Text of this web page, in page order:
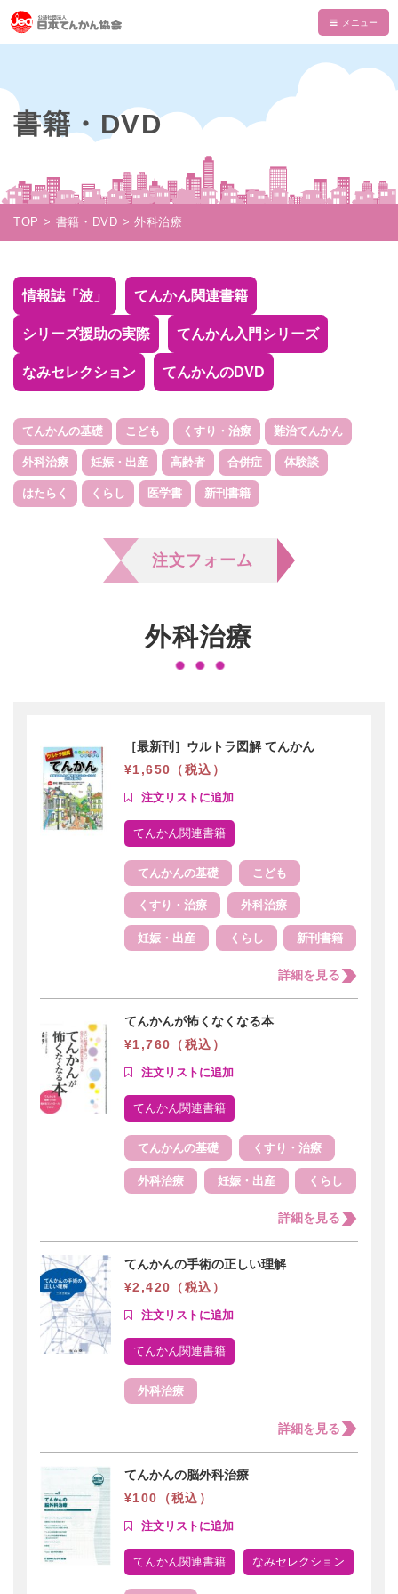
てんかんについて
てんかんとは
発作の介助と観察
てんかんと自動車運転
てんかん協会について
てんかん協会とは
支部一覧
組織・財政
公益事業
相談事業
全国大会
サポーター
情報誌・書籍・DVD
てんかん関連書籍
てんかんのDVD
注文フォーム
マイページ
てんかんアニメ教室
ムービー
支援のお願い
時間や労力の提供
団体・企業への協賛による支援
お役立ちテキスト
書籍注文リスト
検索:
書籍・DVD
TOP 書籍・DVD 外科治療
情報誌「波」 てんかん関連書籍
シリーズ援助の実際 てんかん入門シリーズ
なみセレクション てんかんのDVD
てんかんの基礎 こども くすり・治療 難治てんかん
外科治療 妊娠・出産 高齢者 合併症 体験談
はたらく くらし 医学書 新刊書籍
注文フォーム
外科治療
［最新刊］ウルトラ図解 てんかん
¥1,650（税込）
てんかん関連書籍
てんかんの基礎 こども
くすり・治療 外科治療
妊娠・出産 くらし 新刊書籍
詳細を見る
てんかんが怖くなくなる本
¥1,760（税込）
てんかん関連書籍
てんかんの基礎 くすり・治療
外科治療 妊娠・出産 くらし
詳細を見る
てんかんの手術の正しい理解
¥2,420（税込）
てんかん関連書籍
外科治療
詳細を見る
てんかんの脳外科治療
¥100（税込）
てんかん関連書籍 なみセレクション